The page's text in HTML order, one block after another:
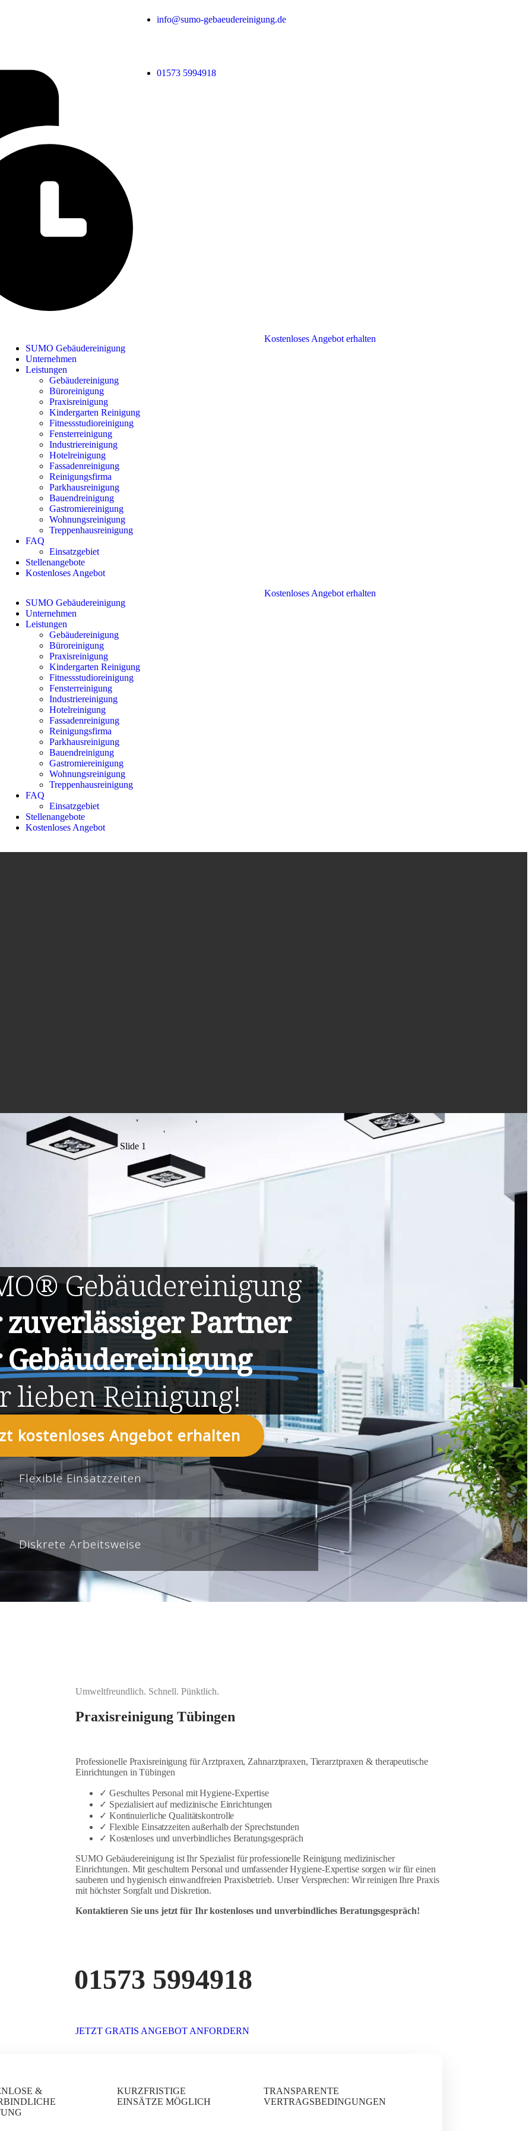
info@sumo-gebaeudereinigung.de
01573 5994918
SUMO Gebäudereinigung
Unternehmen
Leistungen
Gebäudereinigung
Büroreinigung
Praxisreinigung
Kindergarten Reinigung
Fitnessstudioreinigung
Fensterreinigung
Industriereinigung
Hotelreinigung
Fassadenreinigung
Reinigungsfirma
Parkhausreinigung
Bauendreinigung
Gastromiereinigung
Wohnungsreinigung
Treppenhausreinigung
FAQ
Einsatzgebiet
Stellenangebote
Kostenloses Angebot
Kostenloses Angebot erhalten
SUMO Gebäudereinigung
Unternehmen
Leistungen
Gebäudereinigung
Büroreinigung
Praxisreinigung
Kindergarten Reinigung
Fitnessstudioreinigung
Fensterreinigung
Industriereinigung
Hotelreinigung
Fassadenreinigung
Reinigungsfirma
Parkhausreinigung
Bauendreinigung
Gastromiereinigung
Wohnungsreinigung
Treppenhausreinigung
FAQ
Einsatzgebiet
Stellenangebote
Kostenloses Angebot
Kostenloses Angebot erhalten
Slide 1
Gebäudereinigung
Partner
liebenReinigung!
kostenloses Angebot erhalten
Flexible Einsatzzeiten
Diskrete Arbeitsweise
Umweltfreundlich. Schnell. Pünktlich.
Praxisreinigung Tübingen
Professionelle Praxisreinigung für Arztpraxen, Zahnarztpraxen, Tierarztpraxen & therapeutische
Einrichtungen in Tübingen
✓ Geschultes Personal mit Hygiene-Expertise
✓ Spezialisiert auf medizinische Einrichtungen
✓ Kontinuierliche Qualitätskontrolle
✓ Flexible Einsatzzeiten außerhalb der Sprechstunden
✓ Kostenloses und unverbindliches Beratungsgespräch
SUMO Gebäudereinigung ist Ihr Spezialist für professionelle Reinigung medizinischer
Einrichtungen. Mit geschultem Personal und umfassender Hygiene-Expertise sorgen wir für einen
sauberen und hygienisch einwandfreien Praxisbetrieb. Unser Versprechen: Wir reinigen Ihre Praxis
mit höchster Sorgfalt und Diskretion.
Kontaktieren Sie uns jetzt für Ihr kostenloses und unverbindliches Beratungsgespräch!
01573 5994918
JETZT GRATIS ANGEBOT ANFORDERN
&
KURZFRISTIGE
EINSÄTZE MÖGLICH
TRANSPARENTE
VERTRAGSBEDINGUNGEN